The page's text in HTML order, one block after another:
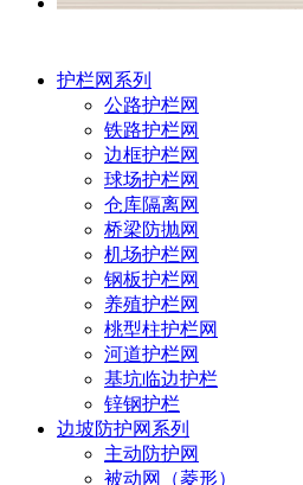
护栏网系列
公路护栏网
铁路护栏网
边框护栏网
球场护栏网
仓库隔离网
桥梁防抛网
机场护栏网
钢板护栏网
养殖护栏网
桃型柱护栏网
河道护栏网
基坑临边护栏
锌钢护栏
边坡防护网系列
主动防护网
被动网（菱形）